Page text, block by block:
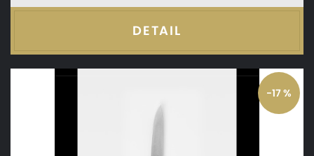
DETAIL
-17 %